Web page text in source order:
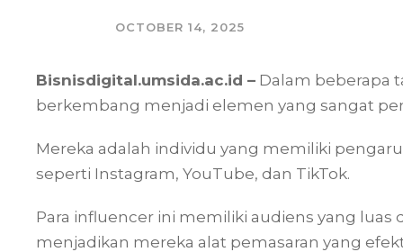
OCTOBER 14, 2025
Bisnisdigital.umsida.ac.id – Dalam beberapa
berkembang menjadi elemen yang sangat
Mereka adalah individu yang memiliki
seperti Instagram, YouTube, dan TikTok.
Para influencer ini memiliki audiens yang
menjadikan mereka alat pemasaran yang